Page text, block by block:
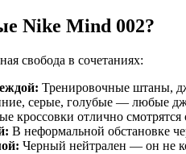
Nike Mind 002?
свобода в сочетаниях:
Тренировочные штаны,
серые, голубые — любые
кроссовки отлично
В неформальной обстановке
Черный нейтрален — он не